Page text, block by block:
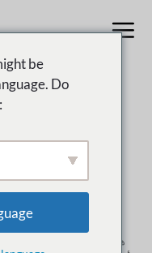
أشعل
هل أنت مدون متحمس أو
be
Do